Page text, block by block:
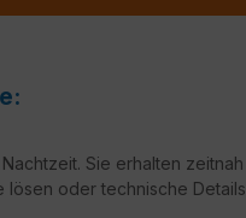
Sie erhalten
lösen oder technische